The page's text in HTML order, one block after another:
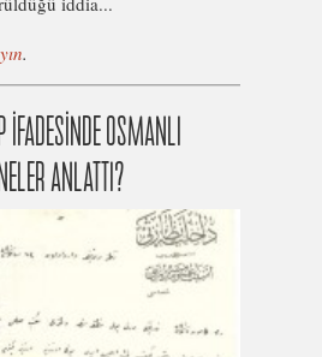
.
İFADESİNDE OSMANLI
ANLATTI?